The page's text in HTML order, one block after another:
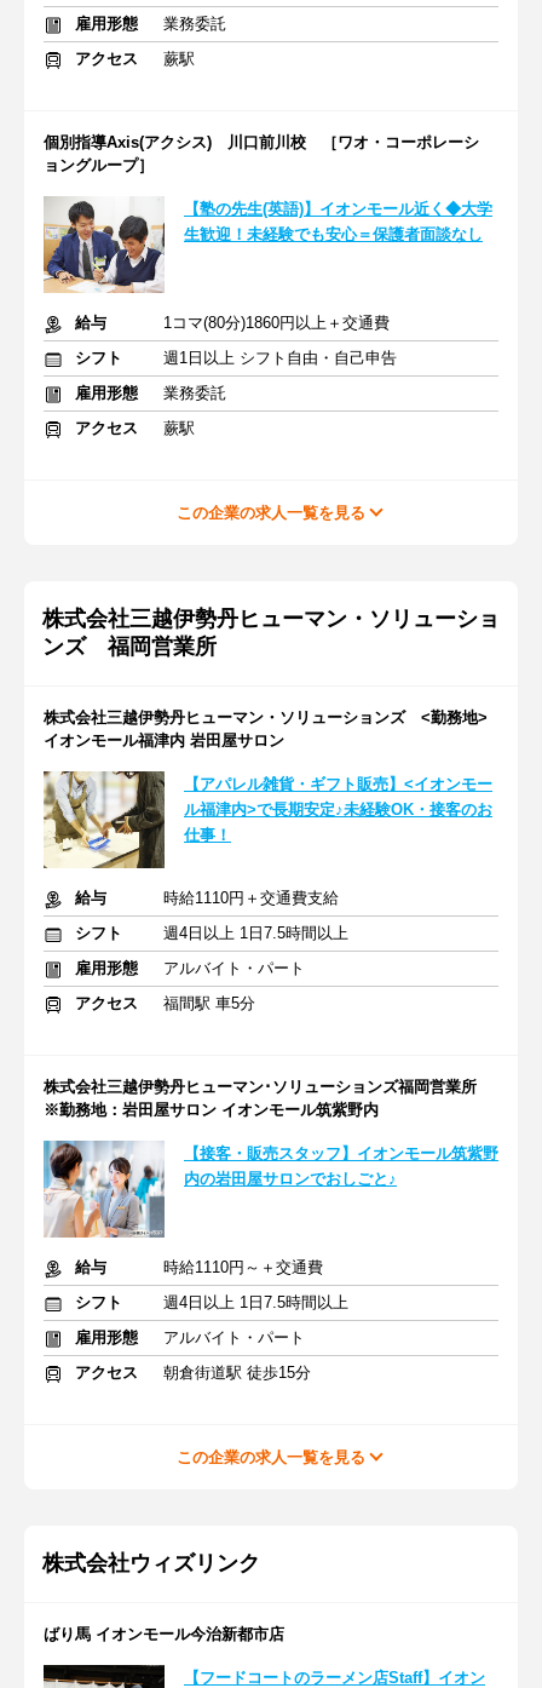
雇用形態
業務委託
アクセス
蕨駅
個別指導Axis(アクシス) 川口前川校 ［ワオ・コーポレーシ
ョングループ］
【塾の先生(英語)】イオンモール近く◆大学
生歓迎！未経験でも安心＝保護者面談なし
給与
1コマ(80分)1860円以上＋交通費
シフト
週1日以上 シフト自由・自己申告
雇用形態
業務委託
アクセス
蕨駅
この企業の求人一覧を見る
株式会社三越伊勢丹ヒューマン・ソリューショ
ンズ 福岡営業所
株式会社三越伊勢丹ヒューマン・ソリューションズ <勤務地>
イオンモール福津内 岩田屋サロン
【アパレル雑貨・ギフト販売】<イオンモー
ル福津内>で長期安定♪未経験OK・接客のお
仕事！
給与
時給1110円＋交通費支給
シフト
週4日以上 1日7.5時間以上
雇用形態
アルバイト・パート
アクセス
福間駅 車5分
株式会社三越伊勢丹ヒューマン･ソリューションズ福岡営業所
※勤務地：岩田屋サロン イオンモール筑紫野内
【接客・販売スタッフ】イオンモール筑紫野
内の岩田屋サロンでおしごと♪
給与
時給1110円～＋交通費
シフト
週4日以上 1日7.5時間以上
雇用形態
アルバイト・パート
アクセス
朝倉街道駅 徒歩15分
この企業の求人一覧を見る
株式会社ウィズリンク
ばり馬 イオンモール今治新都市店
【フードコートのラーメン店Staff】イオン